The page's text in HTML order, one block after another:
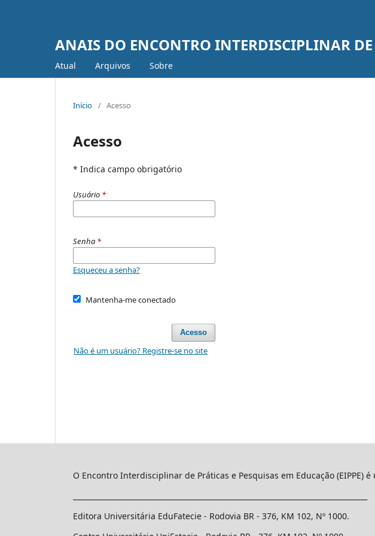
ANAIS DO ENCONTRO INTERDISCIPLINAR DE
Atual Arquivos Sobre
Início / Acesso
Acesso
* Indica campo obrigatório
Usuário *
Senha *
Esqueceu a senha?
Mantenha-me conectado
Acesso
Não é um usuário? Registre-se no site
O Encontro Interdisciplinar de Práticas e Pesquisas em Educação (EIPPE)
Editora Universitária EduFatecie - Rodovia BR - 376, KM 102, Nº 1000.